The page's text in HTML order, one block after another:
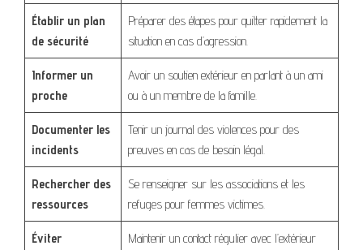
Établir un plan
de sécurité
Préparer des étapes pour quitter rapidement la
situation en cas d’agression.
Informer un
proche
Avoir un soutien extérieur en parlant à un ami
ou à un membre de la famille.
Documenter les
incidents
Tenir un journal des violences pour des
preuves en cas de besoin légal.
Rechercher des
ressources
Se renseigner sur les associations et les
refuges pour femmes victimes.
Éviter
Maintenir un contact régulier avec l’extérieur